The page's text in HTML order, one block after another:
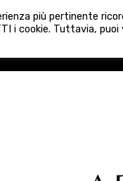
NUOVE COSTRUZIONI
più pertinente
i cookie. Tuttavia,